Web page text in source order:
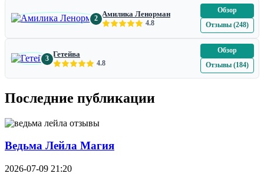
2 Амилика Ленорман
4.8
Обзор
Отзывы (248)
3 Гетейва
4.8
Обзор
Отзывы (184)
Последние публикации
Ведьма Лейла Магия
2026-07-09 21:20